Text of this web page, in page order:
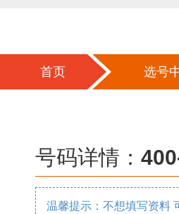
首页 选号
号码详情：
温馨提示：不想填写资料